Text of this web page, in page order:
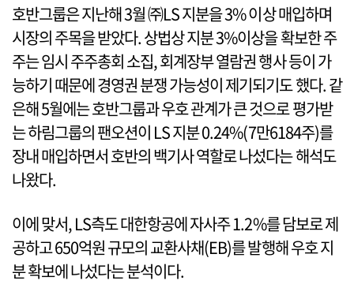
호반그룹은 지난해 3월 ㈜LS 지분을 3% 이상 매입하며
시장의 주목을 받았다. 상법상 지분 3%이상을 확보한 주
주는 임시 주주총회 소집, 회계장부 열람권 행사 등이 가
능하기 때문에 경영권 분쟁 가능성이 제기되기도 했다. 같
은해 5월에는 호반그룹과 우호 관계가 큰 것으로 평가받
는 하림그룹의 팬오션이 LS 지분 0.24%(7만6184주)를
장내 매입하면서 호반의 백기사 역할로 나섰다는 해석도
나왔다.
이에 맞서, LS측도 대한항공에 자사주 1.2%를 담보로 제
공하고 650억원 규모의 교환사채(EB)를 발행해 우호 지
분 확보에 나섰다는 분석이다.